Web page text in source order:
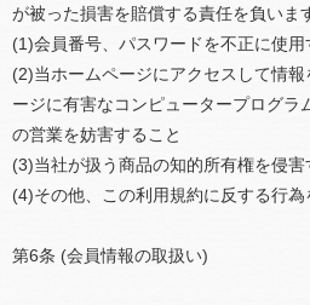
が被った損害を賠償する責任を負いま
(1)会員番号、パスワードを不正に使用
(2)当ホームページにアクセスして情
ージに有害なコンピュータープログラ
の営業を妨害すること
(3)当社が扱う商品の知的所有権を侵害
(4)その他、この利用規約に反する行為
第6条 (会員情報の取扱い)